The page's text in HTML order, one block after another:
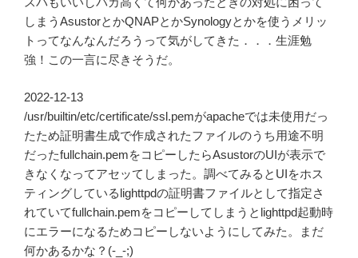
しまうAsustorとかQNAPとかSynologyとかを使うメリッ
トってなんなんだろうって気がしてきた．．．生涯勉
強！この一言に尽きそうだ。
2022-12-13
/usr/builtin/etc/certificate/ssl.pemがapacheでは未使用だっ
たため証明書生成で作成されたファイルのうち用途不明
だったfullchain.pemをコピーしたらAsustorのUIが表示で
きなくなってアセッてしまった。調べてみるとUIをホス
ティングしているlighttpdの証明書ファイルとして指定さ
れていてfullchain.pemをコピーしてしまうとlighttpd起動時
にエラーになるためコピーしないようにしてみた。まだ
何かあるかな？(-_-;)